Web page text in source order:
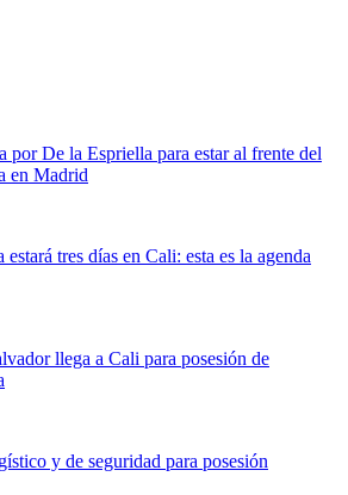
por De la Espriella para estar al frente del
en Madrid
tres días en Cali: esta es la agenda
llega a Cali para posesión de
y de seguridad para posesión